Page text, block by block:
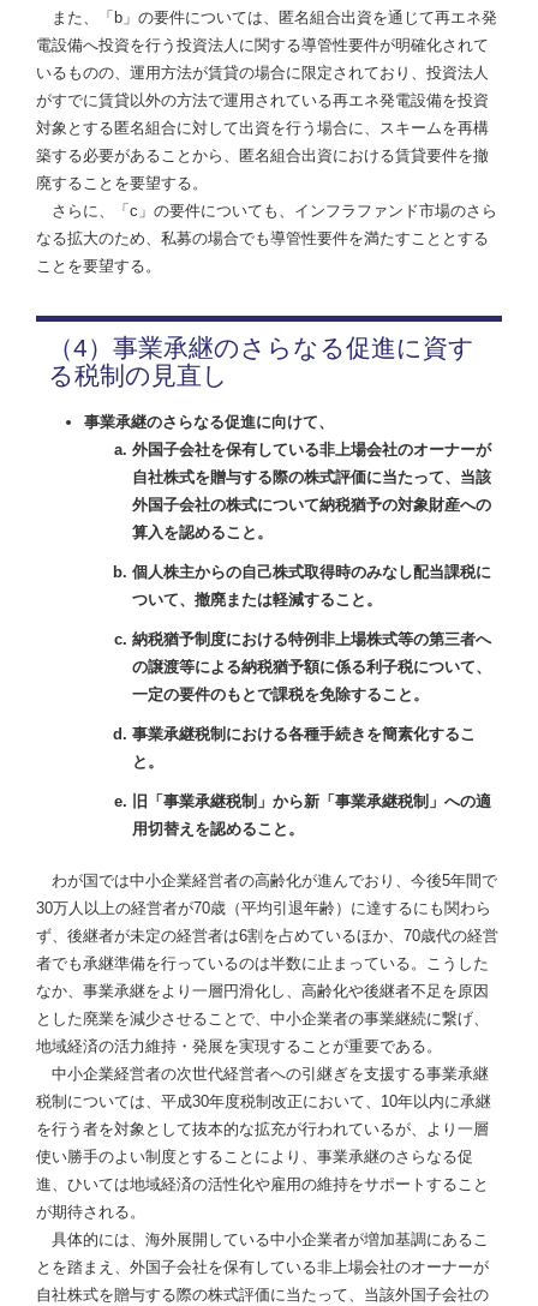
また、「b」の要件については、匿名組合出資を通じて再エネ発
電設備へ投資を行う投資法人に関する導管性要件が明確化されて
いるものの、運用方法が賃貸の場合に限定されており、投資法人
がすでに賃貸以外の方法で運用されている再エネ発電設備を投資
対象とする匿名組合に対して出資を行う場合に、スキームを再構
築する必要があることから、匿名組合出資における賃貸要件を撤
廃することを要望する。
さらに、「c」の要件についても、インフラファンド市場のさら
なる拡大のため、私募の場合でも導管性要件を満たすこととする
ことを要望する。
（4）事業承継のさらなる促進に資す
る税制の見直し
事業承継のさらなる促進に向けて、
外国子会社を保有している非上場会社のオーナーが
自社株式を贈与する際の株式評価に当たって、当該
外国子会社の株式について納税猶予の対象財産への
算入を認めること。
個人株主からの自己株式取得時のみなし配当課税に
ついて、撤廃または軽減すること。
納税猶予制度における特例非上場株式等の第三者へ
の譲渡等による納税猶予額に係る利子税について、
一定の要件のもとで課税を免除すること。
事業承継税制における各種手続きを簡素化するこ
と。
旧「事業承継税制」から新「事業承継税制」への適
用切替えを認めること。
わが国では中小企業経営者の高齢化が進んでおり、今後5年間で
30万人以上の経営者が70歳（平均引退年齢）に達するにも関わら
ず、後継者が未定の経営者は6割を占めているほか、70歳代の経営
者でも承継準備を行っているのは半数に止まっている。こうした
なか、事業承継をより一層円滑化し、高齢化や後継者不足を原因
とした廃業を減少させることで、中小企業者の事業継続に繋げ、
地域経済の活力維持・発展を実現することが重要である。
中小企業経営者の次世代経営者への引継ぎを支援する事業承継
税制については、平成30年度税制改正において、10年以内に承継
を行う者を対象として抜本的な拡充が行われているが、より一層
使い勝手のよい制度とすることにより、事業承継のさらなる促
進、ひいては地域経済の活性化や雇用の維持をサポートすること
が期待される。
具体的には、海外展開している中小企業者が増加基調にあるこ
とを踏まえ、外国子会社を保有している非上場会社のオーナーが
自社株式を贈与する際の株式評価に当たって、当該外国子会社の